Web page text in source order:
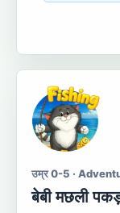
उम्र 0-5 ·
बेबी मछली